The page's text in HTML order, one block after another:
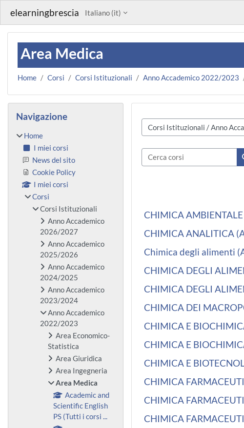
elearningbrescia Italiano ‎(it)‎
Area Medica
Home Corsi Corsi Istituzionali Anno Accademico 2022/2023
Categorie di corso
Cerca corsi
CHIMICA
CHIMICA ANALITICA
Chimica degli alimenti
CHIMICA DEGLI
CHIMICA DEGLI
CHIMICA DEI
CHIMICA E
CHIMICA E
CHIMICA E
CHIMICA
CHIMICA
CHIMICA
Blocchi
Navigazione
Home
I miei corsi
News del sito
Cookie Policy
I miei corsi
Corsi
Corsi Istituzionali
Anno Accademico
2026/2027
Anno Accademico
2025/2026
Anno Accademico
2024/2025
Anno Accademico
2023/2024
Anno Accademico
2022/2023
Area Economico-
Statistica
Area Giuridica
Area Ingegneria
Area Medica
Academic and
Scientific English
PS (Tutti i corsi ...